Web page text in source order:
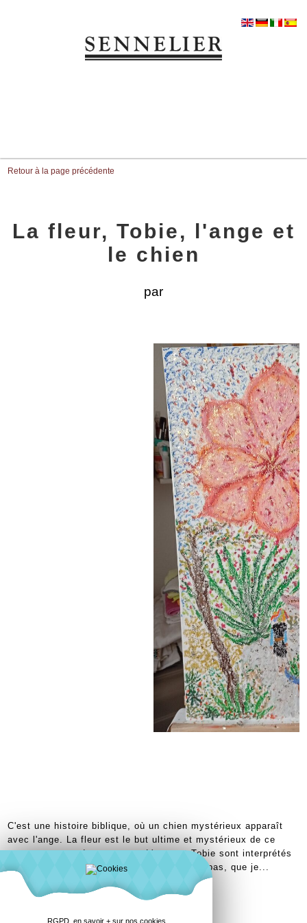
Retour à la page précédente
La fleur, Tobie, l'ange et
le chien
par
C'est une histoire biblique, où un chien mystérieux apparaît
avec l'ange. La fleur est le but ultime et mystérieux de ce
voyage comme de tout autre. L'ange et Tobie sont interprétés
comme des Tzotziles, ethnie maya du Chiapas, que je...
RGPD, en savoir + sur nos cookies